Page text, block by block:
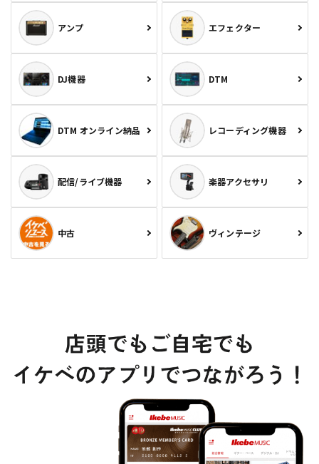
アンプ エフェクター
DJ機器 DTM
DTM オンライン納品 レコーディング機器
配信/ライブ機器 楽器アクセサリ
中古 ヴィンテージ